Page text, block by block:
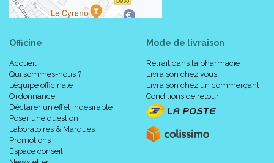
Officine
Accueil
Qui sommes-nous ?
L’équipe officinale
Ordonnance
Déclarer un effet indésirable
Poser une question
Laboratoires & Marques
Promotions
Espace conseil
Mode de livraison
Retrait dans la pharmacie
Livraison chez vous
Livraison chez un commerçant
Conditions de retour